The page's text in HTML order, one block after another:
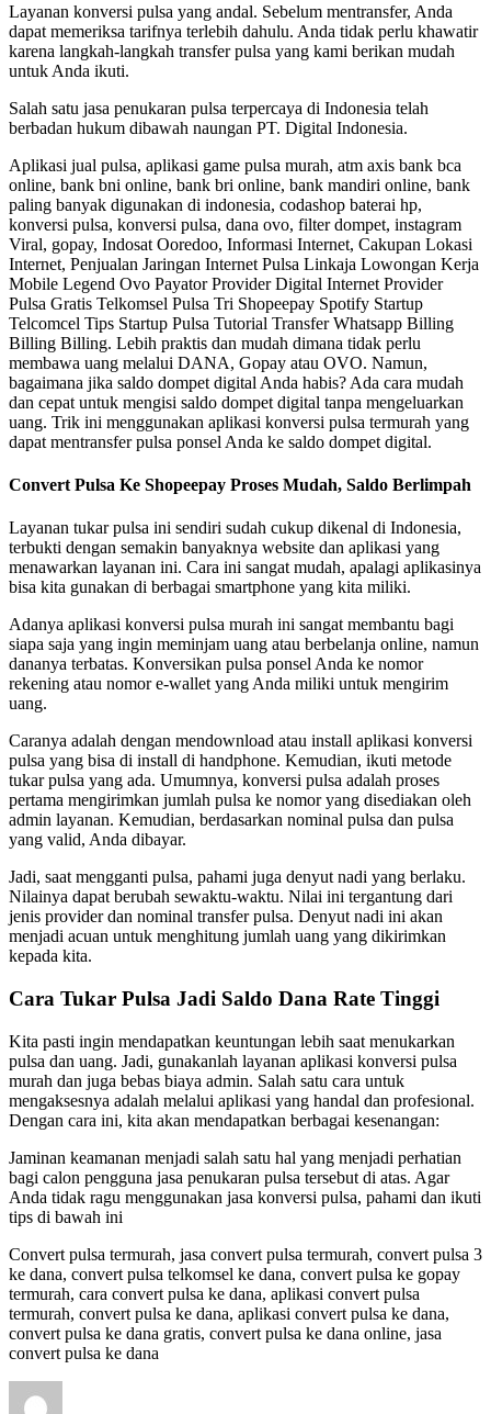
Layanan konversi pulsa yang andal. Sebelum mentransfer, Anda
dapat memeriksa tarifnya terlebih dahulu. Anda tidak perlu khawatir
karena langkah-langkah transfer pulsa yang kami berikan mudah
untuk Anda ikuti.
Salah satu jasa penukaran pulsa terpercaya di Indonesia telah
berbadan hukum dibawah naungan PT. Digital Indonesia.
Aplikasi jual pulsa, aplikasi game pulsa murah, atm axis bank bca
online, bank bni online, bank bri online, bank mandiri online, bank
paling banyak digunakan di indonesia, codashop baterai hp,
konversi pulsa, konversi pulsa, dana ovo, filter dompet, instagram
Viral, gopay, Indosat Ooredoo, Informasi Internet, Cakupan Lokasi
Internet, Penjualan Jaringan Internet Pulsa Linkaja Lowongan Kerja
Mobile Legend Ovo Payator Provider Digital Internet Provider
Pulsa Gratis Telkomsel Pulsa Tri Shopeepay Spotify Startup
Telcomcel Tips Startup Pulsa Tutorial Transfer Whatsapp Billing
Billing Billing. Lebih praktis dan mudah dimana tidak perlu
membawa uang melalui DANA, Gopay atau OVO. Namun,
bagaimana jika saldo dompet digital Anda habis? Ada cara mudah
dan cepat untuk mengisi saldo dompet digital tanpa mengeluarkan
uang. Trik ini menggunakan aplikasi konversi pulsa termurah yang
dapat mentransfer pulsa ponsel Anda ke saldo dompet digital.
Convert Pulsa Ke Shopeepay Proses Mudah, Saldo Berlimpah
Layanan tukar pulsa ini sendiri sudah cukup dikenal di Indonesia,
terbukti dengan semakin banyaknya website dan aplikasi yang
menawarkan layanan ini. Cara ini sangat mudah, apalagi aplikasinya
bisa kita gunakan di berbagai smartphone yang kita miliki.
Adanya aplikasi konversi pulsa murah ini sangat membantu bagi
siapa saja yang ingin meminjam uang atau berbelanja online, namun
dananya terbatas. Konversikan pulsa ponsel Anda ke nomor
rekening atau nomor e-wallet yang Anda miliki untuk mengirim
uang.
Caranya adalah dengan mendownload atau install aplikasi konversi
pulsa yang bisa di install di handphone. Kemudian, ikuti metode
tukar pulsa yang ada. Umumnya, konversi pulsa adalah proses
pertama mengirimkan jumlah pulsa ke nomor yang disediakan oleh
admin layanan. Kemudian, berdasarkan nominal pulsa dan pulsa
yang valid, Anda dibayar.
Jadi, saat mengganti pulsa, pahami juga denyut nadi yang berlaku.
Nilainya dapat berubah sewaktu-waktu. Nilai ini tergantung dari
jenis provider dan nominal transfer pulsa. Denyut nadi ini akan
menjadi acuan untuk menghitung jumlah uang yang dikirimkan
kepada kita.
Cara Tukar Pulsa Jadi Saldo Dana Rate Tinggi
Kita pasti ingin mendapatkan keuntungan lebih saat menukarkan
pulsa dan uang. Jadi, gunakanlah layanan aplikasi konversi pulsa
murah dan juga bebas biaya admin. Salah satu cara untuk
mengaksesnya adalah melalui aplikasi yang handal dan profesional.
Dengan cara ini, kita akan mendapatkan berbagai kesenangan:
Jaminan keamanan menjadi salah satu hal yang menjadi perhatian
bagi calon pengguna jasa penukaran pulsa tersebut di atas. Agar
Anda tidak ragu menggunakan jasa konversi pulsa, pahami dan ikuti
tips di bawah ini
Convert pulsa termurah, jasa convert pulsa termurah, convert pulsa 3
ke dana, convert pulsa telkomsel ke dana, convert pulsa ke gopay
termurah, cara convert pulsa ke dana, aplikasi convert pulsa
termurah, convert pulsa ke dana, aplikasi convert pulsa ke dana,
convert pulsa ke dana gratis, convert pulsa ke dana online, jasa
convert pulsa ke dana